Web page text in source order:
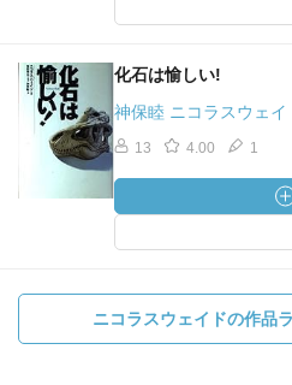
化石は愉しい!
神保睦 ニコラスウェ
13 4.00 1
ニコラスウェイドの作品